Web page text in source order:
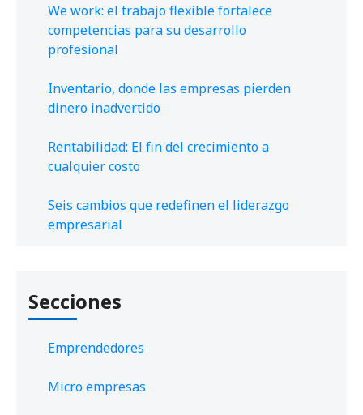
We work: el trabajo flexible fortalece
competencias para su desarrollo
profesional
Inventario, donde las empresas pierden
dinero inadvertido
Rentabilidad: El fin del crecimiento a
cualquier costo
Seis cambios que redefinen el liderazgo
empresarial
Secciones
Emprendedores
Micro empresas